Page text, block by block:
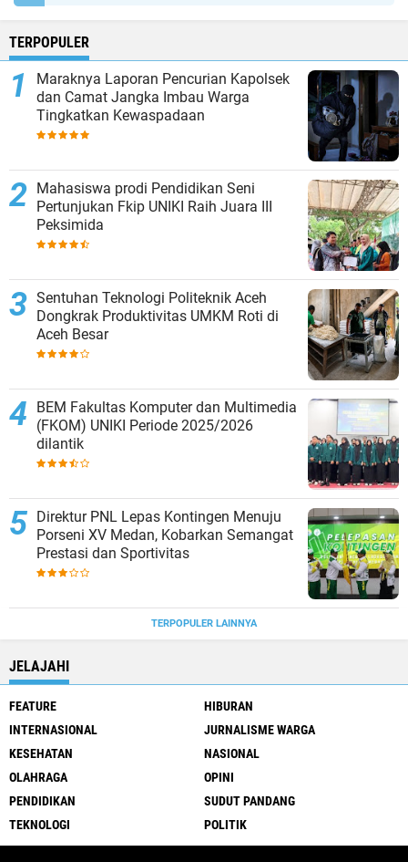
TERPOPULER
Maraknya Laporan Pencurian Kapolsek
dan Camat Jangka Imbau Warga
Tingkatkan Kewaspadaan
Mahasiswa prodi Pendidikan Seni
Pertunjukan Fkip UNIKI Raih Juara III
Peksimida
Sentuhan Teknologi Politeknik Aceh
Dongkrak Produktivitas UMKM Roti di
Aceh Besar
BEM Fakultas Komputer dan Multimedia
(FKOM) UNIKI Periode 2025/2026
dilantik
Direktur PNL Lepas Kontingen Menuju
Porseni XV Medan, Kobarkan Semangat
Prestasi dan Sportivitas
TERPOPULER LAINNYA
JELAJAHI
FEATURE
HIBURAN
INTERNASIONAL
JURNALISME WARGA
KESEHATAN
NASIONAL
OLAHRAGA
OPINI
PENDIDIKAN
SUDUT PANDANG
TEKNOLOGI
POLITIK